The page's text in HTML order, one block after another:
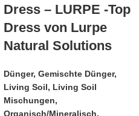
Dress – LURPE -Top
Dress von Lurpe
Natural Solutions
Dünger, Gemischte Dünger,
Living Soil, Living Soil
Mischungen,
Organisch/Mineralisch,